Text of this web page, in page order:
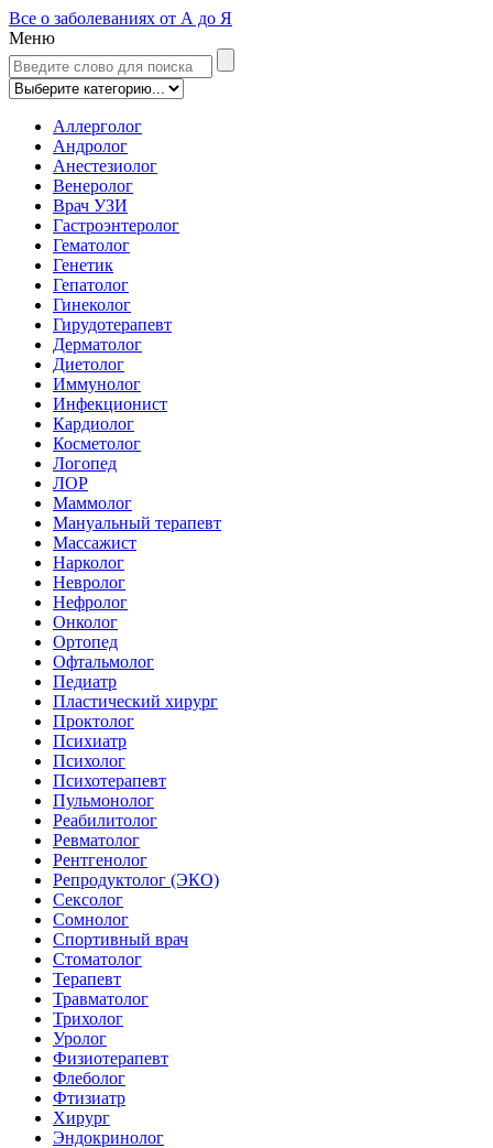
Все о заболеваниях от А до Я
Меню
Аллерголог
Андролог
Анестезиолог
Венеролог
Врач УЗИ
Гастроэнтеролог
Гематолог
Генетик
Гепатолог
Гинеколог
Гирудотерапевт
Дерматолог
Диетолог
Иммунолог
Инфекционист
Кардиолог
Косметолог
Логопед
ЛОР
Маммолог
Мануальный терапевт
Массажист
Нарколог
Невролог
Нефролог
Онколог
Ортопед
Офтальмолог
Педиатр
Пластический хирург
Проктолог
Психиатр
Психолог
Психотерапевт
Пульмонолог
Реабилитолог
Ревматолог
Рентгенолог
Репродуктолог (ЭКО)
Сексолог
Сомнолог
Спортивный врач
Стоматолог
Терапевт
Травматолог
Трихолог
Уролог
Физиотерапевт
Флеболог
Фтизиатр
Хирург
Эндокринолог